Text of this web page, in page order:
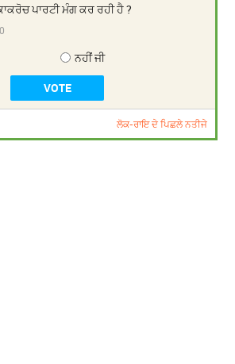
ਪਾਰਟੀ ਮੰਗ ਕਰ ਰਹੀ ਹੈ ?
ਨਹੀਂ ਜੀ
ਲੋਕ-ਰਾਇ ਦੇ ਪਿਛਲੇ ਨਤੀਜੇ